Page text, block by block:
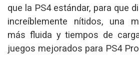
que la PS4 estándar, para que
increíblemente nítidos, una
más fluida y tiempos de
juegos mejorados para PS4 Pro